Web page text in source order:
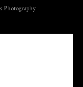
Photography